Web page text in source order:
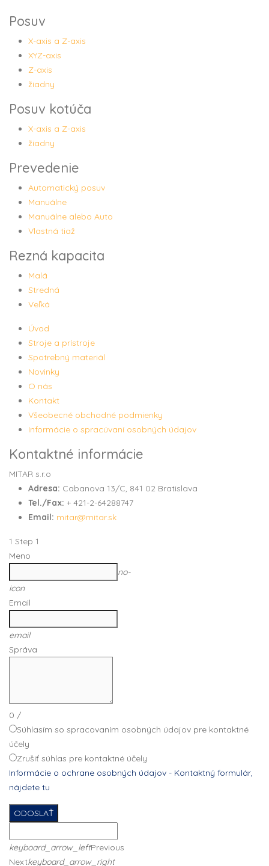
Posuv
X-axis a Z-axis
XYZ-axis
Z-axis
žiadny
Posuv kotúča
X-axis a Z-axis
žiadny
Prevedenie
Automatický posuv
Manuálne
Manuálne alebo Auto
Vlastná tiaž
Rezná kapacita
Malá
Stredná
Veľká
Úvod
Stroje a prístroje
Spotrebný materiál
Novinky
O nás
Kontakt
Všeobecné obchodné podmienky
Informácie o spracúvaní osobných údajov
Kontaktné informácie
MITAR s.r.o
Adresa: Cabanova 13/C, 841 02 Bratislava
Tel./Fax: + 421-2-64288747
Email: mitar@mitar.sk
1 Step 1
Meno
no-
icon
Email
email
Správa
0 /
Súhlasím so spracovaním osobných údajov pre kontaktné
účely
Zrušiť súhlas pre kontaktné účely
Informácie o ochrane osobných údajov - Kontaktný formulár,
nájdete tu
ODOSLAŤ
keyboard_arrow_leftPrevious
Nextkeyboard_arrow_right